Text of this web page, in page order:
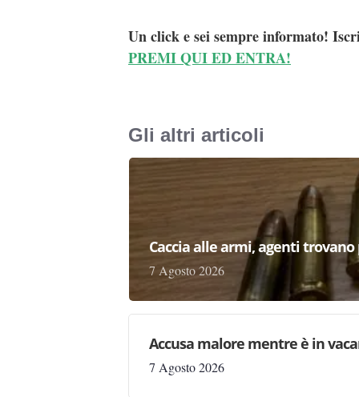
Un click e sei sempre informato!
PREMI QUI ED ENTRA!
Gli altri articoli
Caccia alle armi, agenti
7 Agosto 2026
Accusa malore mentre è in
7 Agosto 2026